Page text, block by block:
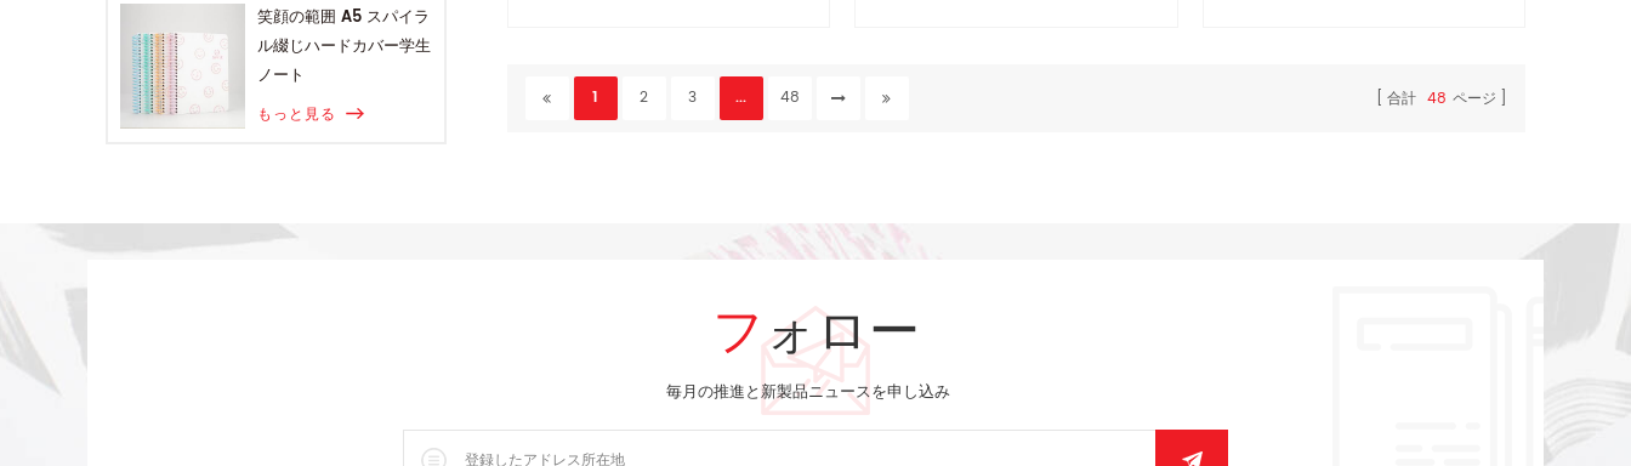
笑顔の範囲 A5 スパイラ
ル綴じハードカバー学生
ノート
もっと見る
1 2 3 ... 48 合計 48 ページ
フォロー
毎月の推進と新製品ニュースを申し込み